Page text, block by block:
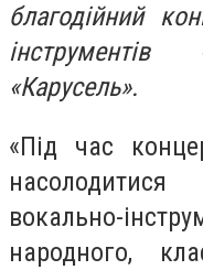
благодійний
«Карусель».
«Під час
насолодитися
вокально-
народного,